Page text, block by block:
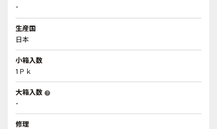
-
生産国
日本
小箱入数
1Ｐｋ
大箱入数 help
-
修理